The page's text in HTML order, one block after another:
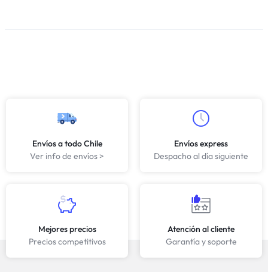
Envíos a todo Chile
Ver info de envíos >
Envíos express
Despacho al día siguiente
Mejores precios
Precios competitivos
Atención al cliente
Garantía y soporte